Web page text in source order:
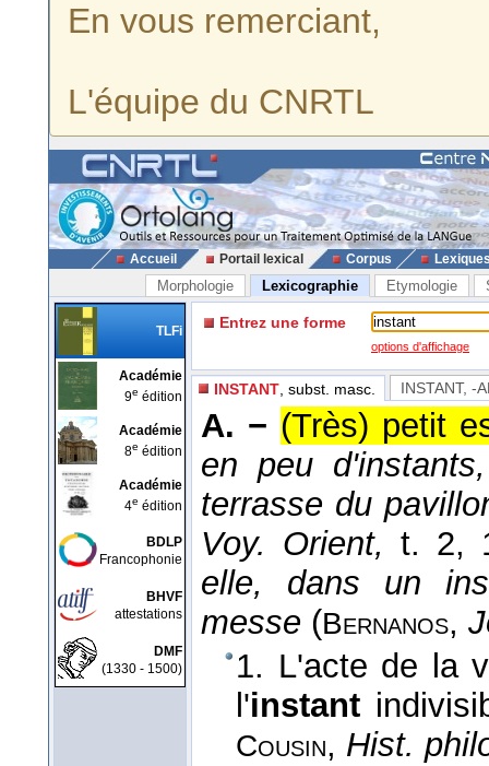
En vous remerciant,
L'équipe du CNRTL
Accueil Portail lexical Corpus
Morphologie Lexicographie Etymologie
TLFi
Académie
9e édition
Académie
8e édition
Académie
4e édition
BDLP
Francophonie
BHVF
attestations
DMF
(1330 - 1500)
Entrez une forme
options d'affichage
INSTANT , subst. masc. INSTANT, -
A. − (Très) petit
en peu
terrasse du
Voy. Orient, t. 2,
elle, dans un
messe (Bernanos,
1. L'acte de la
l'instant
Cousin, Hist.